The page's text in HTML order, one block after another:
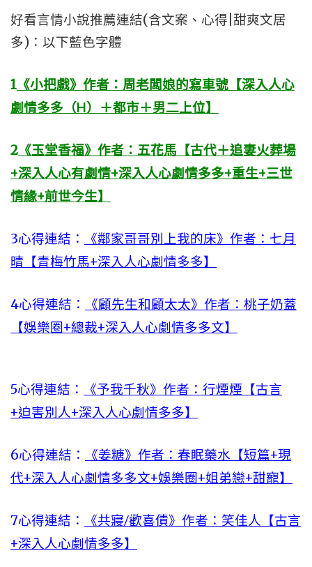
好看言情小說推薦連結(含文案、心得|甜爽文居
多)：以下藍色字體
1 《小把戲》作者：周老闆娘的寫車號【深入人心
劇情多多（H）＋都市＋男二上位】
2 《玉堂香福》作者：五花馬【古代＋追妻火葬場
+深入人心有劇情+深入人心劇情多多+重生+三世
情緣+前世今生】
3心得連結：
《鄰家哥哥別上我的床》作者：七月
晴【青梅竹馬+深入人心劇情多多】
4心得連結：
《顧先生和顧太太》作者：桃子奶蓋
【娛樂圈+總裁+深入人心劇情多多文】
5心得連結：
《予我千秋》作者：行煙煙【古言
+迫害別人+深入人心劇情多多】
6心得連結：
《姜糖》作者：春眠藥水【短篇+現
代+深入人心劇情多多文+娛樂圈+姐弟戀+甜寵】
7心得連結：
《共寢/歡喜債》作者：笑佳人【古言
+深入人心劇情多多】